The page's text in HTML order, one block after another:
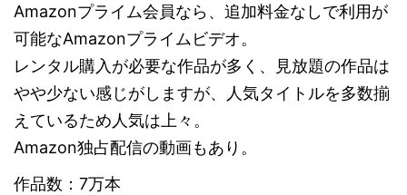
Amazonプライム会員なら、追加料金なしで利用が
可能なAmazonプライムビデオ。
レンタル購入が必要な作品が多く、見放題の作品は
やや少ない感じがしますが、人気タイトルを多数揃
えているため人気は上々。
Amazon独占配信の動画もあり。
作品数：7万本